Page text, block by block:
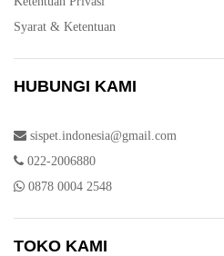
Syarat & Ketentuan
HUBUNGI KAMI
sispet.indonesia@gmail.com
022-2006880
0878 0004 2548
TOKO KAMI